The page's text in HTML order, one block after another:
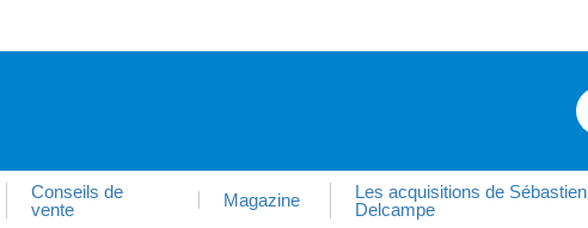
Conseils de
vente
Magazine
Les acquisitions de Sébastien
Delcampe